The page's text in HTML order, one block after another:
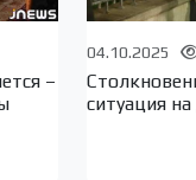
–
04.10.2025
ситуация